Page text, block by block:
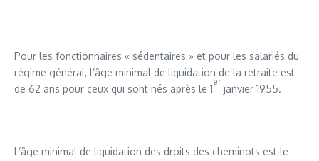
Pour les fonctionnaires « sédentaires » et pour les salariés du
régime général, l’âge minimal de liquidation de la retraite est
de 62 ans pour ceux qui sont nés après le 1
er
janvier 1955.
L’âge minimal de liquidation des droits des cheminots est le